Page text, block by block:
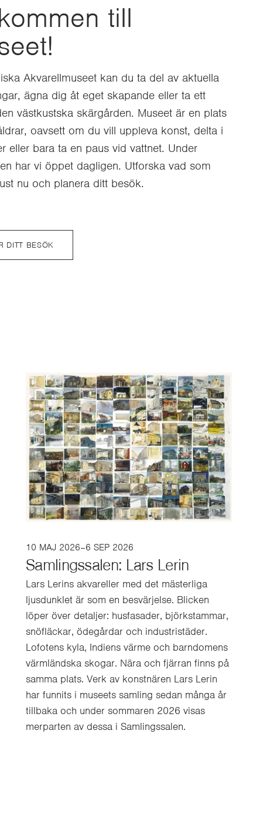
till
Akvarellmuseet kan du ta del av aktuella
ägna dig åt eget skapande eller ta ett
västkustska skärgården. Museet är en plats
oavsett om du vill uppleva konst, delta i
eller bara ta en paus vid vattnet. Under
har vi öppet dagligen. Utforska vad som
nu och planera ditt besök.
DITT BESÖK
10 MAJ 2026–6 SEP 2026
Samlingssalen: Lars Lerin
Lars Lerins akvareller med det mästerliga
ljusdunklet är som en besvärjelse. Blicken
löper över detaljer: husfasader, björkstammar,
snöfläckar, ödegårdar och industristäder.
Lofotens kyla, Indiens värme och barndomens
värmländska skogar. Nära och fjärran finns på
samma plats. Verk av konstnären Lars Lerin
har funnits i museets samling sedan många år
tillbaka och under sommaren 2026 visas
merparten av dessa i Samlingssalen.